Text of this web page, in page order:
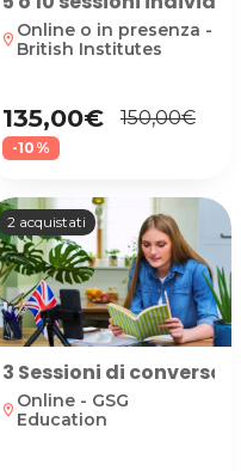
location_on Online o in presenza -
British Institutes
135,00€ 150,00€
-10%
nella
2 acquistati
3 Sessioni di
location_on Online - GSG
Education